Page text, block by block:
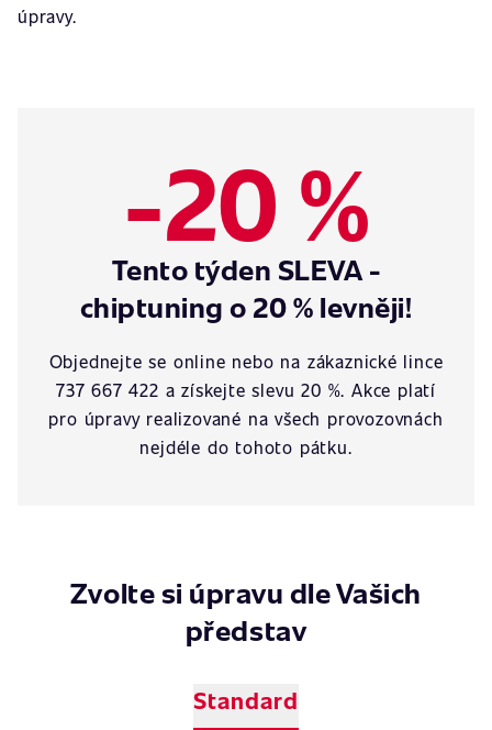
úpravy.
-20 %
Tento týden SLEVA -
chiptuning o 20 % levněji!
Objednejte se online nebo na zákaznické lince
737 667 422 a získejte slevu 20 %. Akce platí
pro úpravy realizované na všech provozovnách
nejdéle do tohoto pátku.
Zvolte si úpravu dle Vašich
představ
Standard